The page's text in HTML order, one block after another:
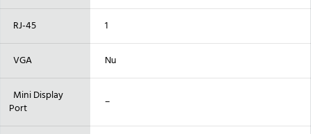
RJ-45 1
VGA Nu
Mini Display
Port
–